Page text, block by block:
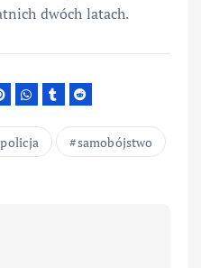
dwóch latach.
policja samobójstwo